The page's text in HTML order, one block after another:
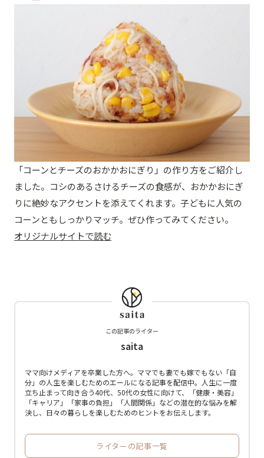
「コーンとチーズのおかかおにぎり」の作り方をご紹介し
ました。コシのあるさけるチーズの食感が、おかかおにぎ
りに絶妙なアクセントを添えてくれます。子どもに人気の
コーンともしっかりマッチ。ぜひ作ってみてください。
オリジナルサイトで読む
この記事のライター
saita
ママ向けメディアを卒業した方へ。ママでも妻でも嫁でもない「自
分」の人生を楽しむためのエールになる記事を配信中。人生に一度
立ち止まって向き合う40代、50代の女性に向けて、「健康・美容」
「キャリア」「家事の負担」「人間関係」などの潜在的な悩みを解
決し、日々の暮らしを楽しむためのヒントをお伝えします。
ライターの記事一覧